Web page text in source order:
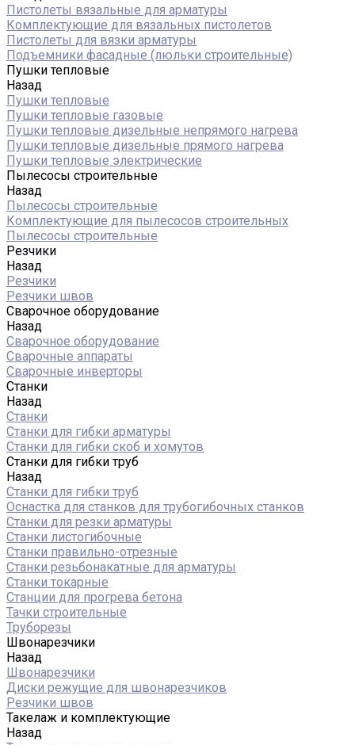
Пистолеты вязальные для арматуры
Комплектующие для вязальных пистолетов
Пистолеты для вязки арматуры
Подъемники фасадные (люльки строительные)
Пушки тепловые
Назад
Пушки тепловые
Пушки тепловые газовые
Пушки тепловые дизельные непрямого нагрева
Пушки тепловые дизельные прямого нагрева
Пушки тепловые электрические
Пылесосы строительные
Назад
Пылесосы строительные
Комплектующие для пылесосов строительных
Пылесосы строительные
Резчики
Назад
Резчики
Резчики швов
Сварочное оборудование
Назад
Сварочное оборудование
Сварочные аппараты
Сварочные инверторы
Станки
Назад
Станки
Станки для гибки арматуры
Станки для гибки скоб и хомутов
Станки для гибки труб
Назад
Станки для гибки труб
Оснастка для станков для трубогибочных станков
Станки для резки арматуры
Станки листогибочные
Станки правильно-отрезные
Станки резьбонакатные для арматуры
Станки токарные
Станции для прогрева бетона
Тачки строительные
Труборезы
Швонарезчики
Назад
Швонарезчики
Диски режущие для швонарезчиков
Резчики швов
Такелаж и комплектующие
Назад